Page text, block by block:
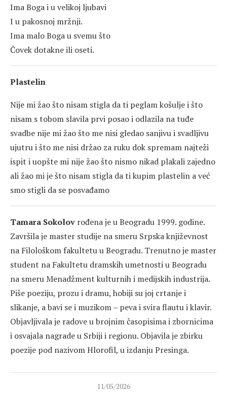
Ima Boga i u velikoj ljubavi
I u pakosnoj mržnji.
Ima malo Boga u svemu što
Čovek dotakne ili oseti.
Plastelin
Nije mi žao što nisam stigla da ti peglam košulje i što
nisam s tobom slavila prvi posao i odlazila na tuđe
svadbe nije mi žao što me nisi gledao sanjivu i svadljivu
ujutru i što me nisi držao za ruku dok spremam najteži
ispit i uopšte mi nije žao što nismo nikad plakali zajedno
ali žao mi je što nisam stigla da ti kupim plastelin a već
smo stigli da se posvađamo
Tamara Sokolov rođena je u Beogradu 1999. godine.
Završila je master studije na smeru Srpska književnost
na Filološkom fakultetu u Beogradu. Trenutno je master
student na Fakultetu dramskih umetnosti u Beogradu
na smeru Menadžment kulturnih i medijskih industrija.
Piše poeziju, prozu i dramu, hobiji su joj crtanje i
slikanje, a bavi se i muzikom – peva i svira flautu i klavir.
Objavljivala je radove u brojnim časopisima i zbornicima
i osvajala nagrade u Srbiji i regionu. Objavila je zbirku
poezije pod nazivom Hlorofil, u izdanju Presinga.
11/05/2026